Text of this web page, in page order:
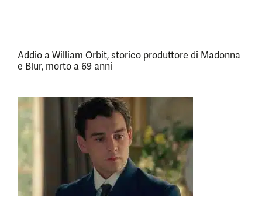
Addio a William Orbit, storico produttore di Madonna
e Blur, morto a 69 anni